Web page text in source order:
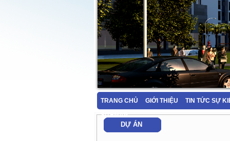
TRANG CHỦ GIỚI THIỆU
TIN TỨC SỰ
SITEMAP
DỰ ÁN